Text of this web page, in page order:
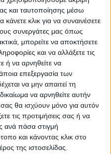
και ταυτοποίησης μέσω
κλικ για να συναινέσετε
συνεργάτες μας όπως
μπορείτε να αποκτήσετε
και να αλλάξετε τις
ή να αρνηθείτε να
επεξεργασία των
να μην απαιτεί τη
να αρνηθείτε αυτήν
θα ισχύουν μόνο για αυτόν
τις προτιμήσεις σας ή να
ανά πάσα στιγμή
και κάνοντας κλικ στο
της ιστοσελίδας.